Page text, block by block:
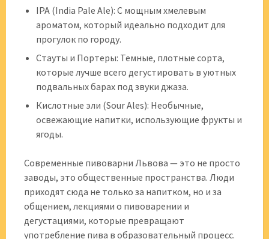
IPA (India Pale Ale): С мощным хмелевым
ароматом, который идеально подходит для
прогулок по городу.
Стауты и Портеры: Темные, плотные сорта,
которые лучше всего дегустировать в уютных
подвальных барах под звуки джаза.
Кислотные эли (Sour Ales): Необычные,
освежающие напитки, использующие фрукты и
ягоды.
Современные пивоварни Львова — это не просто
заводы, это общественные пространства. Люди
приходят сюда не только за напитком, но и за
общением, лекциями о пивоварении и
дегустациями, которые превращают
употребление пива в образовательный процесс.